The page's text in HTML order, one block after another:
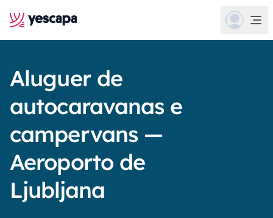
Aluguer de
autocaravanas e
campervans —
Aeroporto de
Ljubljana